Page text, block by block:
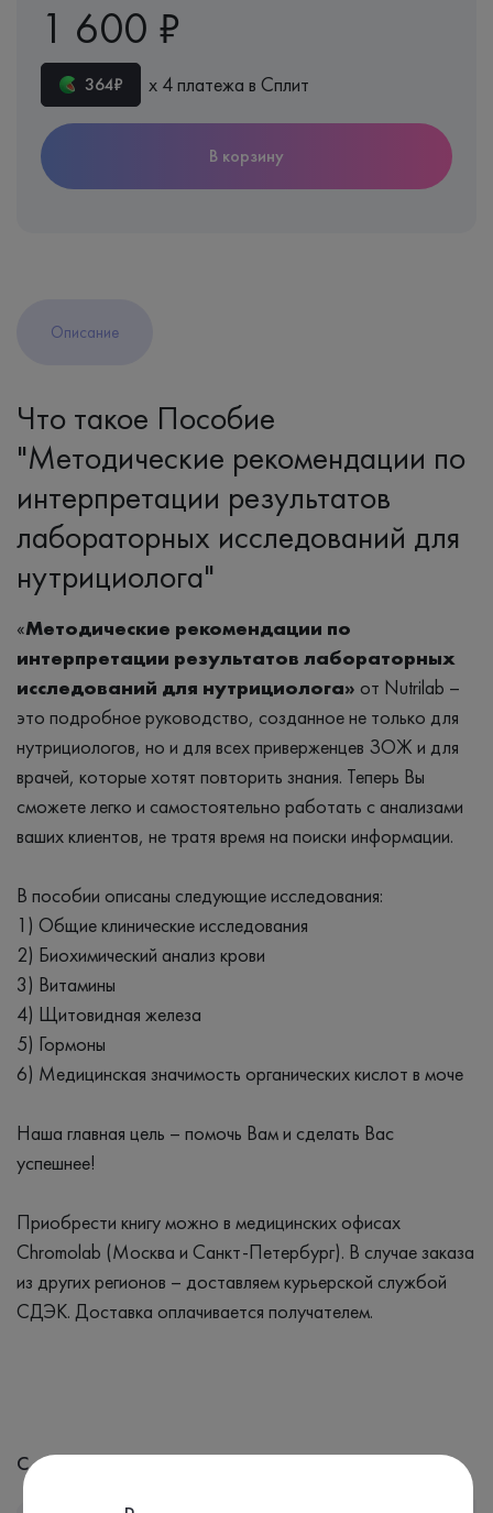
1 600 ₽
364₽ х 4 платежа в Сплит
В корзину
Описание
Что такое Пособие
"Методические рекомендации по
интерпретации результатов
лабораторных исследований для
нутрициолога"
«Методические рекомендации по
интерпретации результатов лабораторных
исследований для нутрициолога» от Nutrilab –
это подробное руководство, созданное не только для
нутрициологов, но и для всех приверженцев ЗОЖ и для
врачей, которые хотят повторить знания. Теперь Вы
сможете легко и самостоятельно работать с анализами
ваших клиентов, не тратя время на поиски информации.
В пособии описаны следующие исследования:
1) Общие клинические исследования
2) Биохимический анализ крови
3) Витамины
4) Щитовидная железа
5) Гормоны
6) Медицинская значимость органических кислот в моче
Наша главная цель – помочь Вам и сделать Вас
успешнее!
Приобрести книгу можно в медицинских офисах
Chromolab (Москва и Санкт-Петербург). В случае заказа
из других регионов – доставляем курьерской службой
СДЭК. Доставка оплачивается получателем.
С этим анализом часто назначают: